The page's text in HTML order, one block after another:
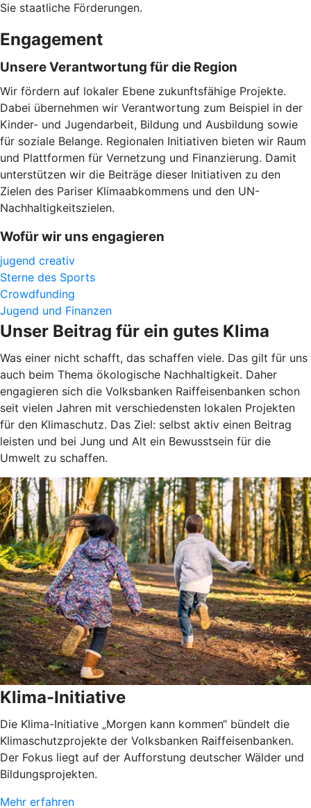
Sie staatliche Förderungen.
Engagement
Unsere Verantwortung für die Region
Wir fördern auf lokaler Ebene zukunftsfähige Projekte.
Dabei übernehmen wir Verantwortung zum Beispiel in der
Kinder- und Jugendarbeit, Bildung und Ausbildung sowie
für soziale Belange. Regionalen Initiativen bieten wir Raum
und Plattformen für Vernetzung und Finanzierung. Damit
unterstützen wir die Beiträge dieser Initiativen zu den
Zielen des Pariser Klimaabkommens und den UN-
Nachhaltigkeitszielen.
Wofür wir uns engagieren
jugend creativ
Sterne des Sports
Crowdfunding
Jugend und Finanzen
Unser Beitrag für ein gutes Klima
Was einer nicht schafft, das schaffen viele. Das gilt für uns
auch beim Thema ökologische Nachhaltigkeit. Daher
engagieren sich die Volksbanken Raiffeisenbanken schon
seit vielen Jahren mit verschiedensten lokalen Projekten
für den Klimaschutz. Das Ziel: selbst aktiv einen Beitrag
leisten und bei Jung und Alt ein Bewusstsein für die
Umwelt zu schaffen.
Klima-Initiative
Die Klima-Initiative „Morgen kann kommen“ bündelt die
Klimaschutzprojekte der Volksbanken Raiffeisenbanken.
Der Fokus liegt auf der Aufforstung deutscher Wälder und
Bildungsprojekten.
Mehr erfahren